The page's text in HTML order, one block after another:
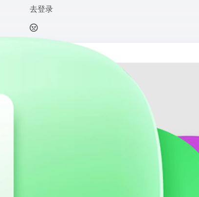
去登录
聊新闻”功能，为用户提供全面、及时、个性化的新闻阅读体验。